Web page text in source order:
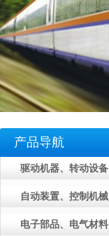
产品导航
驱动机器、转动设备
自动装置、控制机械
电子部品、电气材料